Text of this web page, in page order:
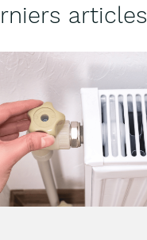
articles